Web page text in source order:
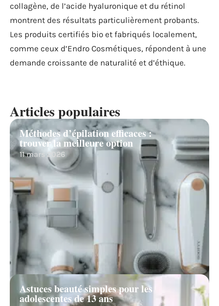
collagène, de l’acide hyaluronique et du rétinol
montrent des résultats particulièrement probants.
Les produits certifiés bio et fabriqués localement,
comme ceux d’Endro Cosmétiques, répondent à une
demande croissante de naturalité et d’éthique.
Articles populaires
Méthodes d’épilation efficaces :
trouver la meilleure option
11 mars 2026
Astuces beauté simples pour les
adolescentes de 13 ans